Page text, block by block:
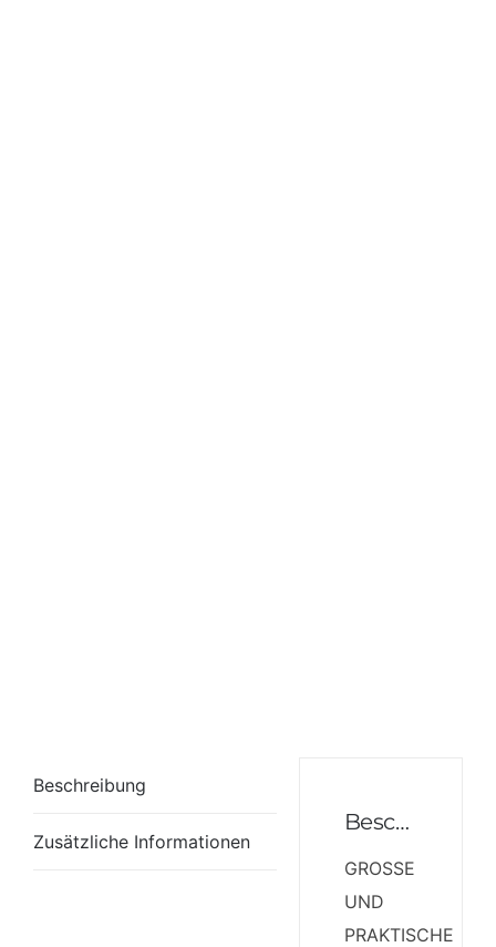
Beschreibung
Zusätzliche Informationen
Beschreibung
GROSSE
UND
PRAKTISCHE